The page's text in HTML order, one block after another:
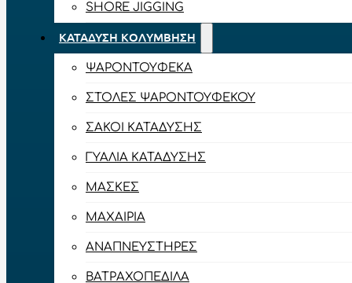
SHORE JIGGING
ΚΑΤΆΔΥΣΗ ΚΟΛΎΜΒΗΣΗ
ΨΑΡΟΝΤΟΎΦΕΚΑ
ΣΤΟΛΈΣ ΨΑΡΟΝΤΟΎΦΕΚΟΥ
ΣΆΚΟΙ ΚΑΤΆΔΥΣΗΣ
ΓΥΑΛΙΆ ΚΑΤΆΔΥΣΗΣ
ΜΆΣΚΕΣ
ΜΑΧΑΊΡΙΑ
ΑΝΑΠΝΕΥΣΤΉΡΕΣ
ΒΑΤΡΑΧΟΠΈΔΙΛΑ